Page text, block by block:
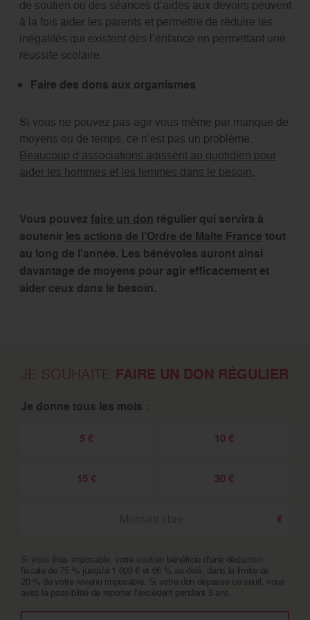
de soutien ou des séances d’aides aux devoirs peuvent
à la fois aider les parents et permettre de réduire les
inégalités qui existent dès l’enfance en permettant une
réussite scolaire.
Faire des dons aux organismes
Si vous ne pouvez pas agir vous même par manque de
moyens ou de temps, ce n’est pas un problème.
Beaucoup d’associations agissent au quotidien pour
aider les hommes et les femmes dans le besoin.
Vous pouvez faire un don régulier qui servira à
soutenir les actions de l’Ordre de Malte France tout
au long de l’année. Les bénévoles auront ainsi
davantage de moyens pour agir efficacement et
aider ceux dans le besoin.
JE SOUHAITE FAIRE UN DON RÉGULIER
Je donne tous les mois :
5 € 10 €
15 € 30 €
Si vous êtes imposable, votre soutien bénéficie d’une déduction
fiscale de 75 % jusqu’à 1 000 € et 66 % au-delà, dans la limite de
20 % de votre revenu imposable. Si votre don dépasse ce seuil, vous
avez la possibilité de reporter l’excédent pendant 5 ans.